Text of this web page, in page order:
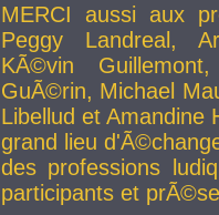
MERCI aussi aux
Peggy Landreal,
KÃ©vin
GuÃ©rin, Michael
Libellud et Amandine
grand lieu
des professions
participants et